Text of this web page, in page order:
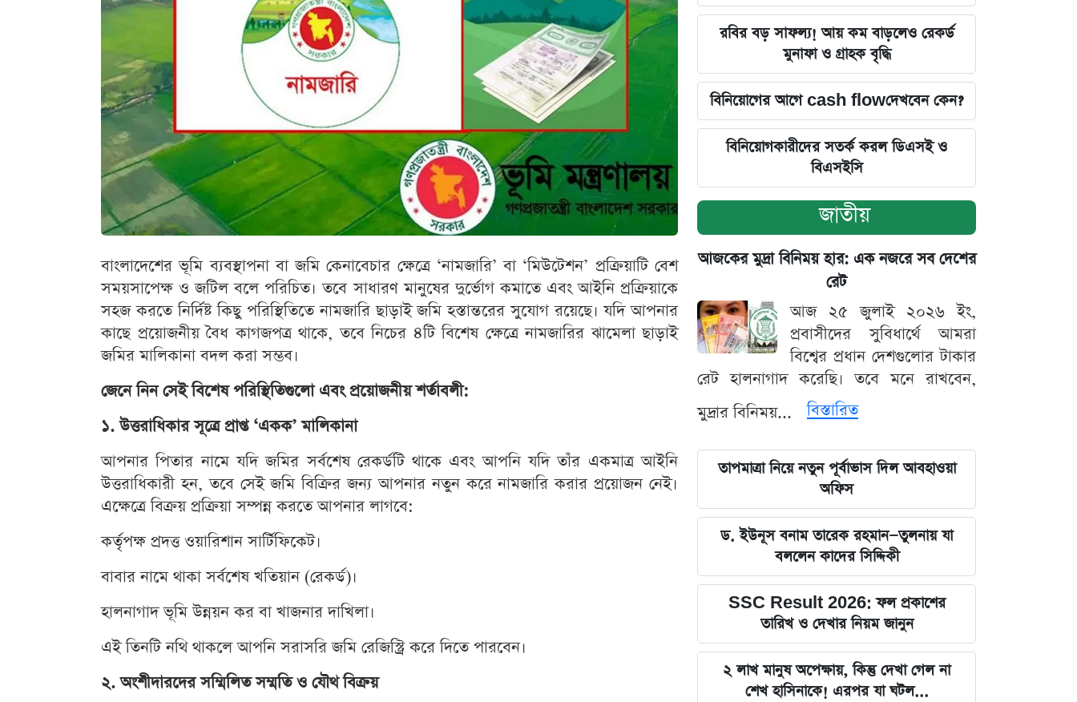
বাংলাদেশের ভূমি ব্যবস্থাপনা বা জমি কেনাবেচার ক্ষেত্রে ‘নামজারি’ বা ‘মিউটেশন’ প্রক্রিয়াটি বেশ
সময়সাপেক্ষ ও জটিল বলে পরিচিত। তবে সাধারণ মানুষের দুর্ভোগ কমাতে এবং আইনি প্রক্রিয়াকে
সহজ করতে নির্দিষ্ট কিছু পরিস্থিতিতে নামজারি ছাড়াই জমি হস্তান্তরের সুযোগ রয়েছে। যদি আপনার
কাছে প্রয়োজনীয় বৈধ কাগজপত্র থাকে, তবে নিচের ৪টি বিশেষ ক্ষেত্রে নামজারির ঝামেলা ছাড়াই
জমির মালিকানা বদল করা সম্ভব।
জেনে নিন সেই বিশেষ পরিস্থিতিগুলো এবং প্রয়োজনীয় শর্তাবলী:
১. উত্তরাধিকার সূত্রে প্রাপ্ত ‘একক’ মালিকানা
আপনার পিতার নামে যদি জমির সর্বশেষ রেকর্ডটি থাকে এবং আপনি যদি তাঁর একমাত্র আইনি
উত্তরাধিকারী হন, তবে সেই জমি বিক্রির জন্য আপনার নতুন করে নামজারি করার প্রয়োজন নেই।
এক্ষেত্রে বিক্রয় প্রক্রিয়া সম্পন্ন করতে আপনার লাগবে:
কর্তৃপক্ষ প্রদত্ত ওয়ারিশান সার্টিফিকেট।
বাবার নামে থাকা সর্বশেষ খতিয়ান (রেকর্ড)।
হালনাগাদ ভূমি উন্নয়ন কর বা খাজনার দাখিলা।
এই তিনটি নথি থাকলে আপনি সরাসরি জমি রেজিস্ট্রি করে দিতে পারবেন।
২. অংশীদারদের সম্মিলিত সম্মতি ও যৌথ বিক্রয়
রবির বড় সাফল্য! আয় কম বাড়লেও রেকর্ড
মুনাফা ও গ্রাহক বৃদ্ধি
বিনিয়োগের আগে cash flowদেখবেন কেন?
বিনিয়োগকারীদের সতর্ক করল ডিএসই ও
বিএসইসি
জাতীয়
আজকের মুদ্রা বিনিময় হার: এক নজরে সব দেশের
রেট
আজ ২৫ জুলাই ২০২৬ ইং,
প্রবাসীদের সুবিধার্থে আমরা
বিশ্বের প্রধান দেশগুলোর টাকার
রেট হালনাগাদ করেছি। তবে মনে রাখবেন,
মুদ্রার বিনিময়...
বিস্তারিত
তাপমাত্রা নিয়ে নতুন পূর্বাভাস দিল আবহাওয়া
অফিস
ড. ইউনূস বনাম তারেক রহমান—তুলনায় যা
বললেন কাদের সিদ্দিকী
SSC Result 2026: ফল প্রকাশের
তারিখ ও দেখার নিয়ম জানুন
২ লাখ মানুষ অপেক্ষায়, কিন্তু দেখা গেল না
শেখ হাসিনাকে! এরপর যা ঘটল...